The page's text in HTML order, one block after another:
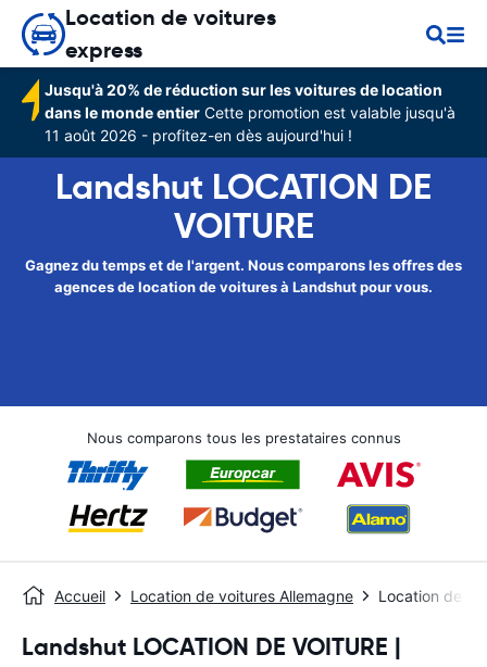
Location de voitures
express
Jusqu'à 20% de réduction sur les voitures de location
dans le monde entier Cette promotion est valable jusqu'à
11 août 2026 - profitez-en dès aujourd'hui !
Landshut LOCATION DE
VOITURE
Gagnez du temps et de l'argent. Nous comparons les offres des
agences de location de voitures à Landshut pour vous.
Nous comparons tous les prestataires connus
Accueil Location de voitures Allemagne Location de
Landshut LOCATION DE VOITURE |